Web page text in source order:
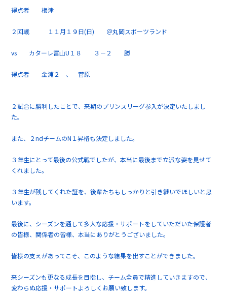
得点者 梅津
２回戦 １１月１９日(日) ＠丸岡スポーツランド
vs カターレ富山U１８ ３－２ 勝
得点者 金浦２ 、 菅原
２試合に勝利したことで、来期のプリンスリーグ参入が決定いたしまし
た。
また、２ndチームのN１昇格も決定しました。
３年生にとって最後の公式戦でしたが、本当に最後まで立派な姿を見せて
くれました。
３年生が残してくれた証を、後輩たちもしっかりと引き継いでほしいと思
います。
最後に、シーズンを通して多大な応援・サポートをしていただいた保護者
の皆様、関係者の皆様、本当にありがとうございました。
皆様の支えがあってこそ、このような結果を出すことができました。
来シーズンも更なる成長を目指し、チーム全員で精進していきますので、
変わらぬ応援・サポートよろしくお願い致します。